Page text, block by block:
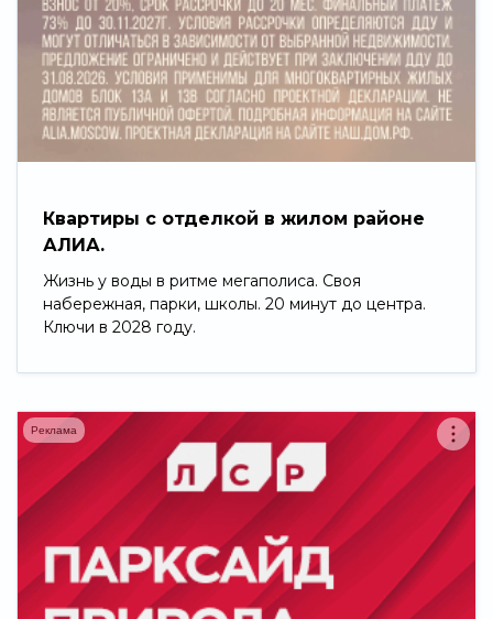
Карта сайта
Квартиры с отделкой в жилом районе
АЛИА.
Жизнь у воды в ритме мегаполиса. Своя
набережная, парки, школы. 20 минут до центра.
Ключи в 2028 году.
Реклама